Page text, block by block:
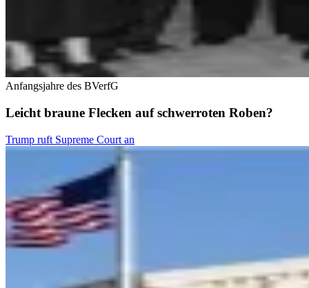
Anfangsjahre des BVerfG
Leicht braune Flecken auf schwerroten Roben?
Trump ruft Supreme Court an